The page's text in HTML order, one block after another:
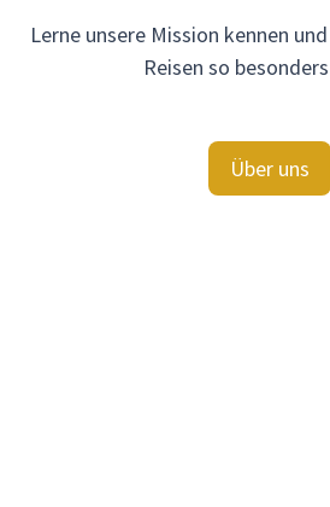
Lerne unsere Mission kennen
Reisen so
Über uns